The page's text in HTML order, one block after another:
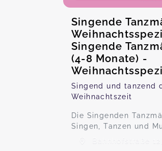
Singende
Singende
(4-8 Monate) -
Singend und tanzend
Weihnachtszeit
Die Singenden
Singen, Tanzen und
Bahnhofstraße